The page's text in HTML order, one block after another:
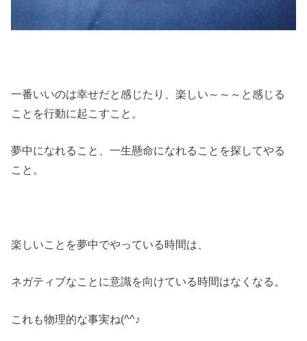
一番いいのは幸せだと感じたり、楽しい～～～と感じる
ことを行動に起こすこと。
夢中になれること、一生懸命になれることを探してやる
こと。
楽しいことを夢中でやっている時間は、
ネガティブなことに意識を向けている時間はなくなる。
これも物理的な事実ね(^^♪